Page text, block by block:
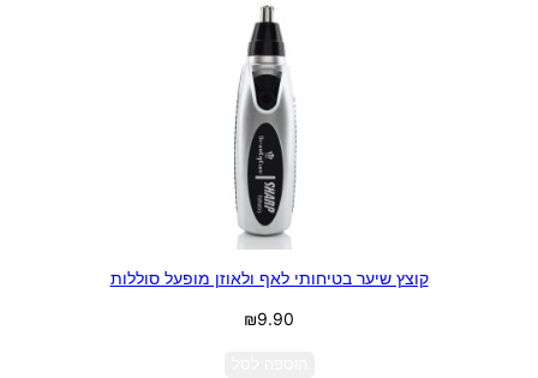
קוצץ שיער בטיחותי לאף ולאוזן מופעל סוללות
₪9.90